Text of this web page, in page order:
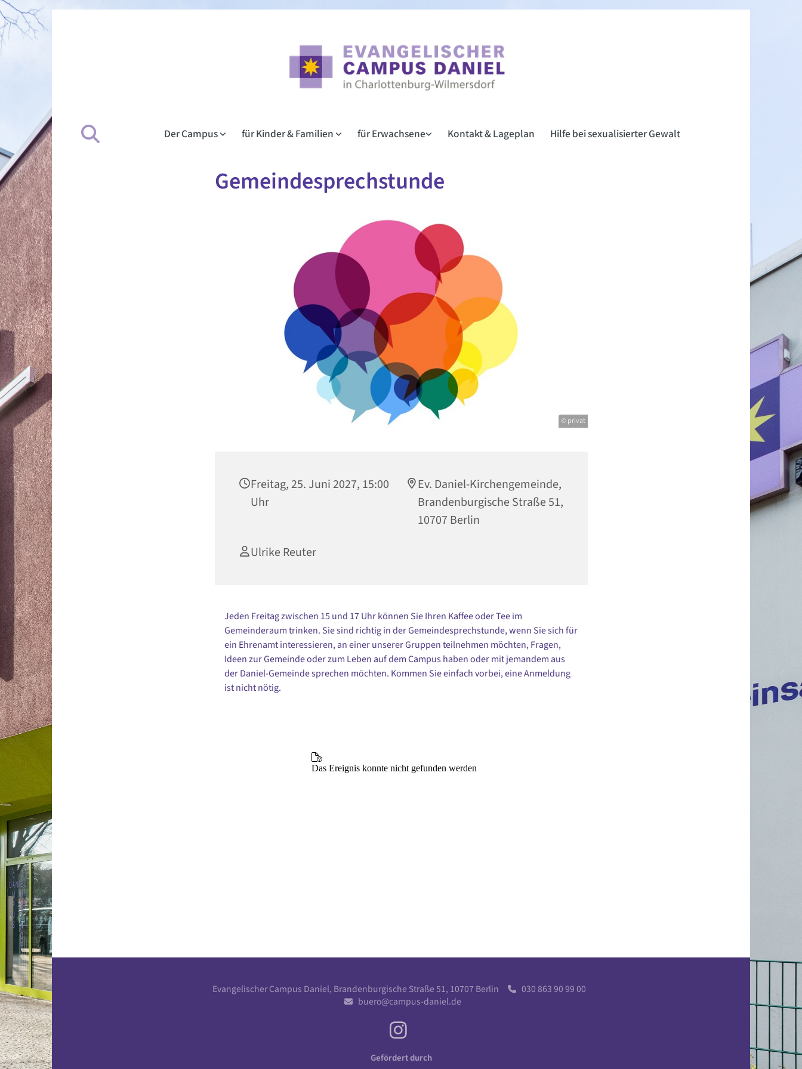
Der Campus für Kinder & Familien für Erwachsene Kontakt & Lageplan Hilfe bei sexualisierter Gewalt
Gemeindesprechstunde
© privat
Freitag, 25. Juni 2027, 15:00
Uhr
Ev. Daniel-Kirchengemeinde,
Brandenburgische Straße 51,
10707 Berlin
Ulrike Reuter
Jeden Freitag zwischen 15 und 17 Uhr können Sie Ihren Kaffee oder Tee im
Gemeinderaum trinken. Sie sind richtig in der Gemeindesprechstunde, wenn Sie sich für
ein Ehrenamt interessieren, an einer unserer Gruppen teilnehmen möchten, Fragen,
Ideen zur Gemeinde oder zum Leben auf dem Campus haben oder mit jemandem aus
der Daniel-Gemeinde sprechen möchten. Kommen Sie einfach vorbei, eine Anmeldung
ist nicht nötig.
Evangelischer Campus Daniel, Brandenburgische Straße 51, 10707 Berlin  030 863 90 99 00
 buero@campus-daniel.de
Gefördert durch